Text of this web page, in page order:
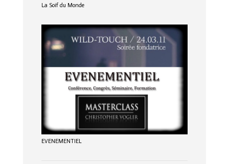
La Soif du Monde
EVENEMENTIEL